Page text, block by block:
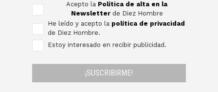
Acepto la Política de alta en la
Newsletter de Diez Hombre
He leído y acepto la política de privacidad
de Diez Hombre.
Estoy interesado en recibir publicidad.
¡SUSCRIBIRME!